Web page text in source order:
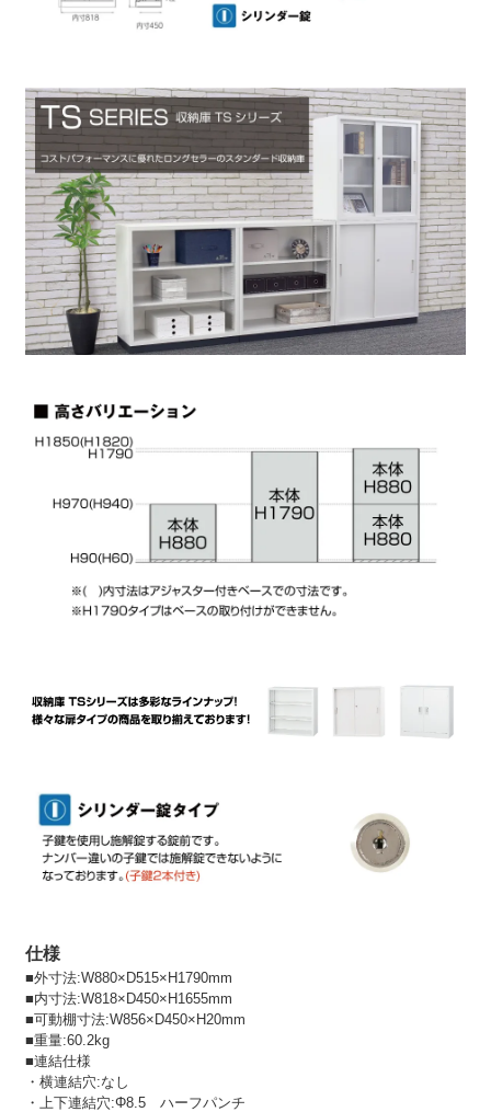
仕様
■外寸法:W880×D515×H1790mm
■内寸法:W818×D450×H1655mm
■可動棚寸法:W856×D450×H20mm
■重量:60.2kg
■連結仕様
・横連結穴:なし
・上下連結穴:Φ8.5 ハーフパンチ